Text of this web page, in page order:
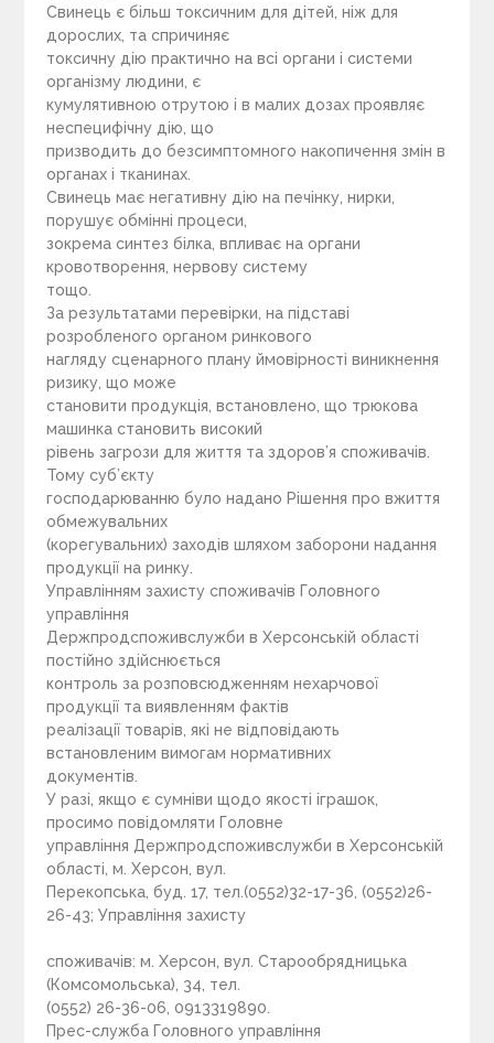
Свинець є більш токсичним для дітей, ніж для
дорослих, та спричиняє
токсичну дію практично на всі органи і системи
організму людини, є
кумулятивною отрутою і в малих дозах проявляє
неспецифічну дію, що
призводить до безсимптомного накопичення змін в
органах і тканинах.
Свинець має негативну дію на печінку, нирки,
порушує обмінні процеси,
зокрема синтез білка, впливає на органи
кровотворення, нервову систему
тощо.
За результатами перевірки, на підставі
розробленого органом ринкового
нагляду сценарного плану ймовірності виникнення
ризику, що може
становити продукція, встановлено, що трюкова
машинка становить високий
рівень загрози для життя та здоров’я споживачів.
Тому суб’єкту
господарюванню було надано Рішення про вжиття
обмежувальних
(корегувальних) заходів шляхом заборони надання
продукції на ринку.
Управлінням захисту споживачів Головного
управління
Держпродспоживслужби в Херсонській області
постійно здійснюється
контроль за розповсюдженням нехарчової
продукції та виявленням фактів
реалізації товарів, які не відповідають
встановленим вимогам нормативних
документів.
У разі, якщо є сумніви щодо якості іграшок,
просимо повідомляти Головне
управління Держпродспоживслужби в Херсонській
області, м. Херсон, вул.
Перекопська, буд. 17, тел.(0552)32-17-36, (0552)26-
26-43; Управління захисту
споживачів: м. Херсон, вул. Старообрядницька
(Комсомольська), 34, тел.
(0552) 26-36-06, 0913319890.
Прес-служба Головного управління